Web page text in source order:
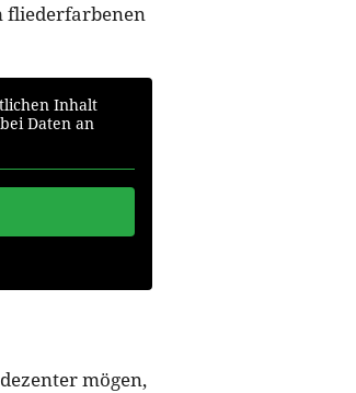
fliederfarbenen
Inhalt
Daten an
mögen,